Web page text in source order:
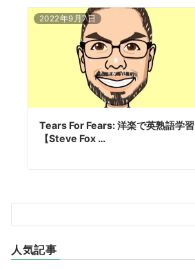
2022年9月7日
Tears For Fears: 洋楽で英熟語学習
【Steve Fox …
人気記事